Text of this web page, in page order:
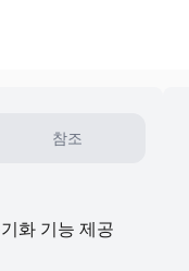
참조
화 기능 제공